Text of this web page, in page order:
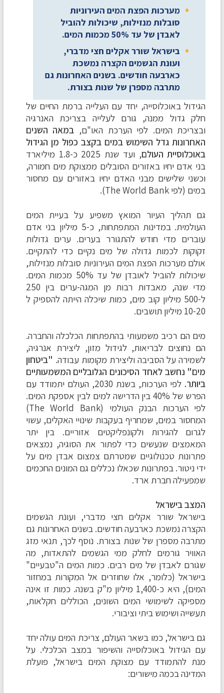
מערכות הפצת המים העירוניות
סובלות מנזילות, שיכולות להוביל
לאבדן של עד 50% מכמות המים.
בישראל שורר אקלים חצי מדברי,
ועונת הגשמים הקצרה נמשכת
כארבעה חודשים. בשנים האחרונות גם
מתרבה מספרן של שנות בצורת.
הגידול באוכלוסייה, יחד עם העלייה ברמת החיים של
חלק גדול ממנה, גורם לעלייה בצריכת האנרגיה
ובצריכת המים. לפי הערכת האו"ם, במאה השנים
האחרונות גדל השימוש במים בקצב כפול מן הגידול
באוכלוסיית העולם
, ועד שנת 2025 כ-1.8 מיליארד
בני אדם יחיו באזורים הסובלים ממצוקת מים חמורה,
וכשני שלישים מבני האדם יחיו באזורים עם מחסור
במים (לפי The World Bank).
גם תהליך העיור המואץ משפיע על בעיית המים
העולמית. במדינות המתפתחות, כ-5 מיליון בני אדם
עוברים מדי חודש להתגורר בערים. ערים גדולות
זקוקות לכמות גדולה של מים נקיים כדי להתקיים.
אולם מערכות הפצת המים העירוניות סובלות מנזילות,
שיכולות להוביל לאובדן של עד 50% מכמות המים.
מדי שנה, מאבדות רבות מן המגה-ערים בין 250
ל-500 מיליון קוב מים, כמות שיכלה הייתה להספיק ל
10-20 מיליון תושבים.
מים הם רכיב משמעותי בהתפתחות הכלכלה והחברה.
הם נחוצים לבריאות, לגידול מזון, ליצירת אנרגיה,
לשמירה על הסביבה וליצירת מקומות עבודה. "ביטחון
מים" נחשב לאחד הסיכונים הגלובליים המשמעותיים
ביותר.
לפי הערכות, בשנת 2030, העולם יתמודד עם
הפרש של 40% בין הדרישה למים לבין אספקת המים.
לפי הערכות הבנק העולמי (The World Bank)
המחסור במים, שמחריף בעקבות שינויי האקלים, עשוי
לגרום להגירות ולקונפליקטים אזוריים. בין יתר
המאמצים שנעשים כדי לפתור את הסוגיה, נמצאים
פתרונות טכנולוגיים שמטרתם צמצום אבדן מים על
ידי ניטור. בפתרונות שכאלו נכללים גם המונים החכמים
שמפעילה חברת ארד.
המצב בישראל
בישראל שורר אקלים חצי מדברי, ועונת הגשמים
הקצרה נמשכת כארבעה חודשים. בשנים האחרונות גם
מתרבה מספרן של שנות בצורת. נוסף לכך, תנאי מזג
האוויר גורמים לחלק ממי הגשמים להתאדות, מה
שגורם לאבדן של מים רבים. כמות המים ה"טבעיים"
בישראל (כלומר, אלו שחוזרים אל המקורות במחזור
המים), היא כ-1,400 מיליון מ"ק בשנה. כמות זו אינה
מספיקה לשימושי המים השונים, הכוללים חקלאות,
תעשייה ושימוש ביתי וציבורי.
גם בישראל, כמו בשאר העולם, צריכת המים עולה יחד
עם הגידול באוכלוסייה והשיפור במצב הכלכלי. על
מנת להתמודד עם מצוקת המים בישראל, פועלת
המדינה בכמה מישורים: